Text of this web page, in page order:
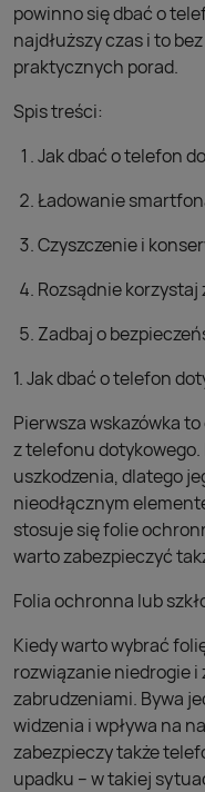
powinno się dbać o
najdłuższy czas i to
praktycznych porad.
Spis treści:
Jak dbać o telefon
Ładowanie
Czyszczenie i
Rozsądnie korzystaj
Zadbaj o
1. Jak dbać o telefon
Pierwsza wskazówka
z telefonu
uszkodzenia, dlatego
nieodłącznym
stosuje się folie
warto zabezpieczyć
Folia ochronna lub
Kiedy warto wybrać
rozwiązanie niedrogie i
zabrudzeniami. Bywa
widzenia i wpływa na
zabezpieczy także
upadku – w takiej